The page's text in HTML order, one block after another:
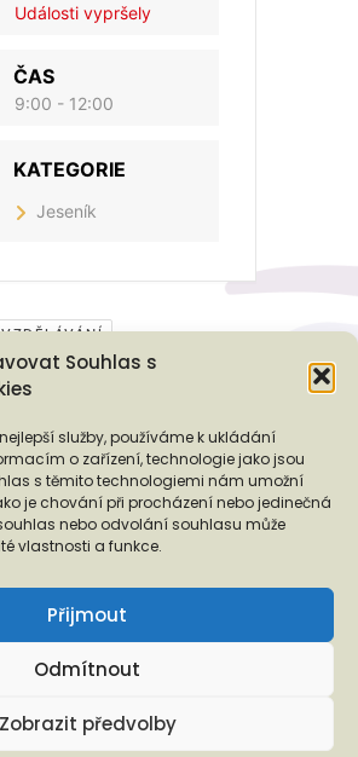
Souhlas s
služby, používáme k ukládání
o zařízení, technologie jako jsou
s těmito technologiemi nám umožní
je chování při procházení nebo jedinečná
nebo odvolání souhlasu může
vlastnosti a funkce.
Přijmout
Odmítnout
Zobrazit předvolby
Události vypršely
ČAS
9:00 - 12:00
KATEGORIE
Jeseník
VZDĚLÁVÁNÍ
❭